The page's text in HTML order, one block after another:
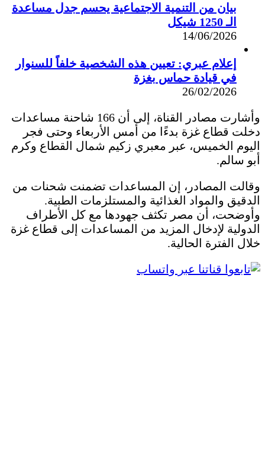
بيان من التنمية الاجتماعية يحسم جدل مساعدة
الـ 1250 شيكل
14/06/2026
إعلام عبري: تعيين هذه الشخصية خلفاً للسنوار
في قيادة حماس بغزة
26/02/2026
وأشارت مصادر القناة، إلى أن 166 شاحنة مساعدات
دخلت قطاع غزة بدءًا من أمس الأربعاء وحتى فجر
اليوم الخميس، عبر معبري زكيم شمال القطاع وكرم
أبو سالم.
وقالت المصادر، إن المساعدات تضمنت شحنات من
الدقيق والمواد الغذائية والمستلزمات الطبية.
وأوضحت، أن مصر تكثف جهودها مع كل الأطراف
الدولية لإدخال المزيد من المساعدات إلى قطاع غزة
خلال الفترة الحالية.